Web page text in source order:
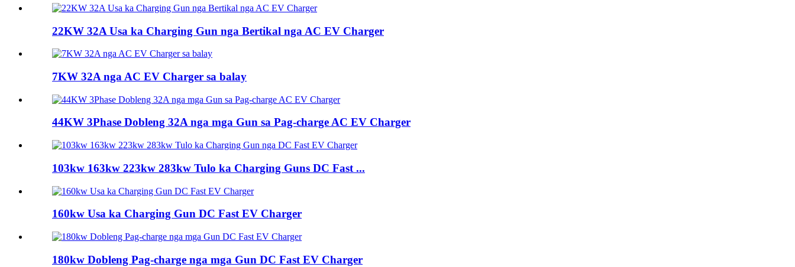
22KW 32A Usa ka Charging Gun nga Bertikal nga AC EV Charger
7KW 32A nga AC EV Charger sa balay
44KW 3Phase Dobleng 32A nga mga Gun sa Pag-charge AC EV Charger
103kw 163kw 223kw 283kw Tulo ka Charging Guns DC Fast ...
160kw Usa ka Charging Gun DC Fast EV Charger
180kw Dobleng Pag-charge nga mga Gun DC Fast EV Charger